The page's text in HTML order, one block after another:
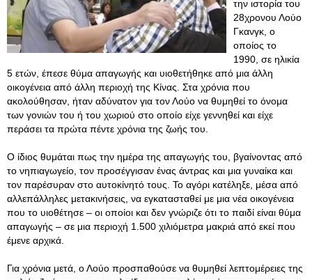
την ιστορία του
28χρονου Λούο
Γκανγκ, ο
οποίος το
1990, σε ηλικία
5 ετών, έπεσε θύμα απαγωγής και υιοθετήθηκε από μια άλλη
οικογένεια από άλλη περιοχή της Κίνας. Στα χρόνια που
ακολούθησαν, ήταν αδύνατον για τον Λούο να θυμηθεί το όνομα
των γονιών του ή του χωριού στο οποίο είχε γεννηθεί και είχε
περάσει τα πρώτα πέντε χρόνια της ζωής του.
Ο ίδιος θυμάται πως την ημέρα της απαγωγής του, βγαίνοντας από
το νηπιαγωγείο, τον προσέγγισαν ένας άντρας και μια γυναίκα και
τον παρέσυραν στο αυτοκίνητό τους. Το αγόρι κατέληξε, μέσα από
αλλεπάλληλες μετακινήσεις, να εγκατασταθεί με μια νέα οικογένεια
που το υιοθέτησε – οι οποίοι και δεν γνώριζε ότι το παιδί είναι θύμα
απαγωγής – σε μια περιοχή 1.500 χιλιόμετρα μακριά από εκεί που
έμενε αρχικά.
Για χρόνια μετά, ο Λούο προσπαθούσε να θυμηθεί λεπτομέρειες της